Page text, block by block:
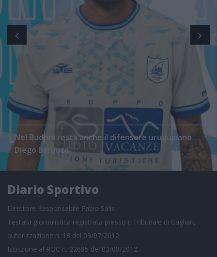
Nel Budoni resta anche il difensore uruguaiano
Diego Barboza
Diario Sportivo
Direttore Responsabile Fabio Salis
Testata giornalistica registrata presso il Tribunale di Cagliari,
autorizzazione n. 18 del 03/07/2012
Iscrizione al ROC n. 22685 del 03/08/2012